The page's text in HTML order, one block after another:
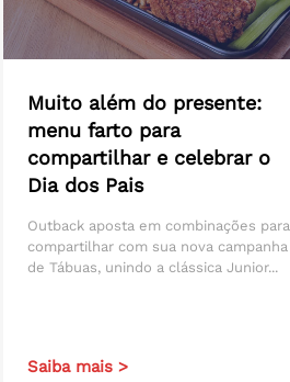
Muito além do presente:
menu farto para
compartilhar e celebrar o
Dia dos Pais
Outback aposta em combinações para
compartilhar com sua nova campanha
de Tábuas, unindo a clássica Junior...
Saiba mais >